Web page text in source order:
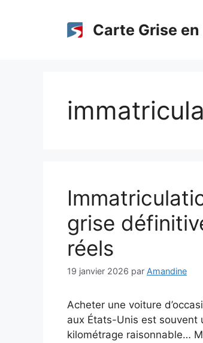
Carte Grise
grise
réels
19 janvier 2026 par Amandine
Acheter une voiture
aux États-Unis est souvent
kilométrage raisonnable…